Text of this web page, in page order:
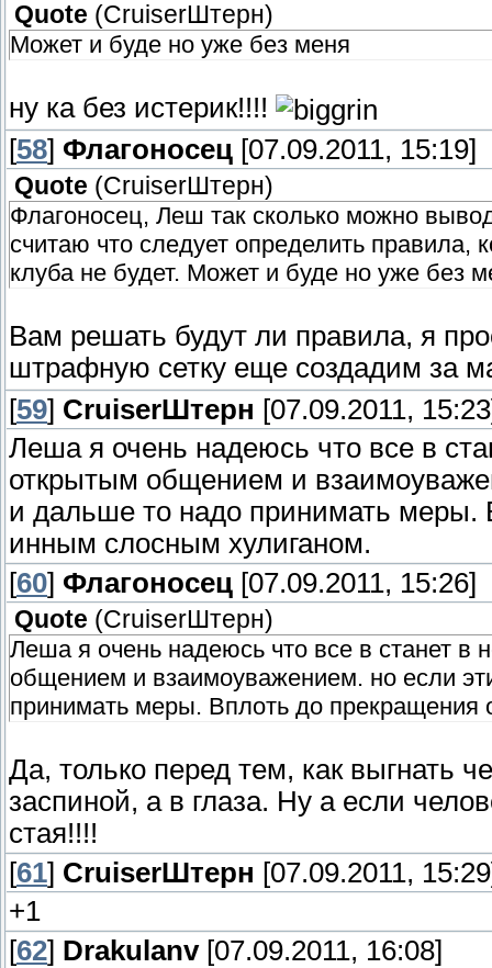
Quote (СruiserШтерн)
Может и буде но уже без меня
ну ка без истерик!!!!
[58] Флагоносец [07.09.2011, 15:19]
Quote (СruiserШтерн)
Флагоносец, Леш так сколько можно
считаю что следует определить правила,
клуба не будет. Может и буде но уже без
Вам решать будут ли правила, я
штрафную сетку еще создадим за
[59] СruiserШтерн [07.09.2011,
Леша я очень надеюсь что все в
открытым общением и
и дальше то надо принимать меры.
инным слосным хулиганом.
[60] Флагоносец [07.09.2011, 15:26]
Quote (СruiserШтерн)
Леша я очень надеюсь что все в станет в
общением и взаимоуважением. но если
принимать меры. Вплоть до
Да, только перед тем, как выгнать
заспиной, а в глаза. Ну а если
стая!!!!
[61] СruiserШтерн [07.09.2011,
+1
[62] Drakulanv[07.09.2011, 16:08]